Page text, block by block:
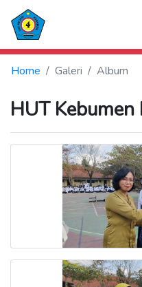
Home Galeri Album
HUT